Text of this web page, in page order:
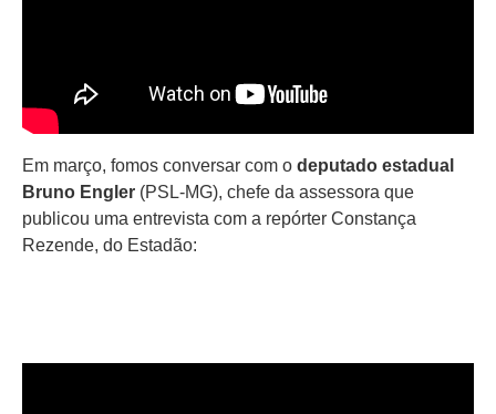
Em março, fomos conversar com o deputado estadual
Bruno Engler (PSL-MG), chefe da assessora que
publicou uma entrevista com a repórter Constança
Rezende, do Estadão: